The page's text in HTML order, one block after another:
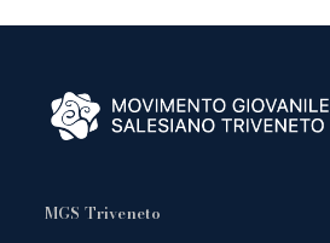
MGS Triveneto